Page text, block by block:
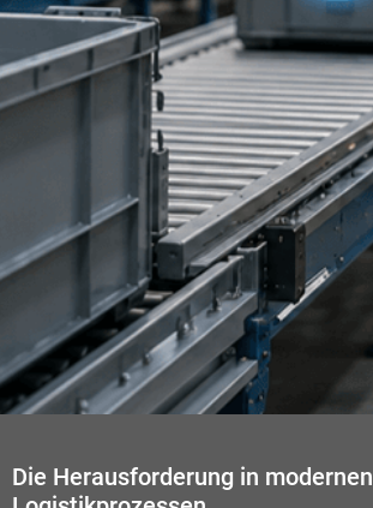
Die Herausforderung in modernen